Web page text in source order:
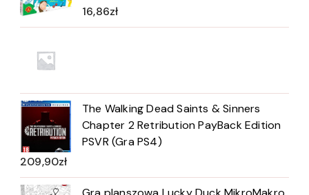
16,86zł
The Walking Dead Saints & Sinners
Chapter 2 Retribution PayBack Edition
PSVR (Gra PS4)
209,90zł